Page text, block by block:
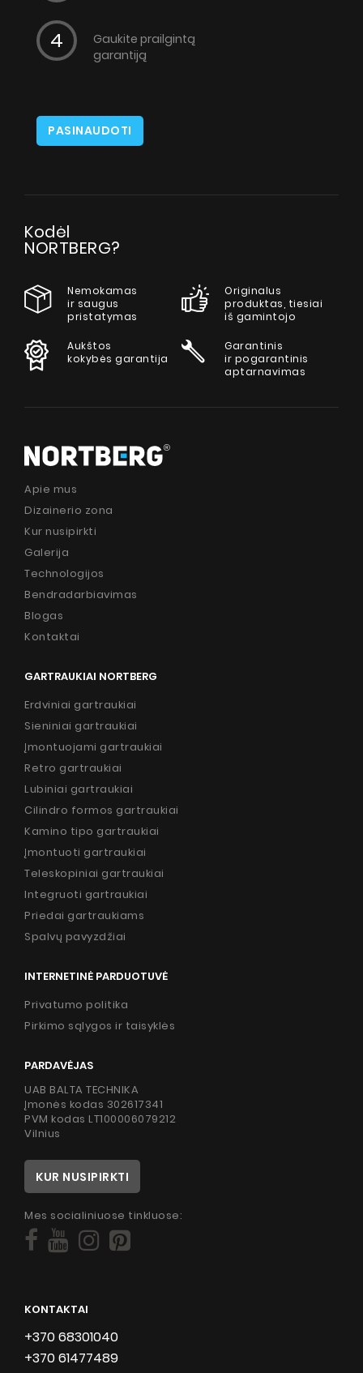
Gaukite prailgintą
garantiją
PASINAUDOTI
Kodėl
NORTBERG?
Nemokamas
ir saugus
pristatymas
Originalus
produktas, tiesiai
iš gamintojo
Aukštos
kokybės garantija
Garantinis
ir pogarantinis
aptarnavimas
Apie mus
Dizainerio zona
Kur nusipirkti
Galerija
Technologijos
Bendradarbiavimas
Blogas
Kontaktai
GARTRAUKIAI NORTBERG
Erdviniai gartraukiai
Sieniniai gartraukiai
Įmontuojami gartraukiai
Retro gartraukiai
Lubiniai gartraukiai
Cilindro formos gartraukiai
Kamino tipo gartraukiai
Įmontuoti gartraukiai
Teleskopiniai gartraukiai
Integruoti gartraukiai
Priedai gartraukiams
Spalvų pavyzdžiai
INTERNETINĖ PARDUOTUVĖ
Privatumo politika
Pirkimo sąlygos ir taisyklės
PARDAVĖJAS
UAB BALTA TECHNIKA
Įmonės kodas 302617341
PVM kodas LT100006079212
Vilnius
KUR NUSIPIRKTI
Mes socialiniuose tinkluose:
KONTAKTAI
+370 68301040
+370 61477489